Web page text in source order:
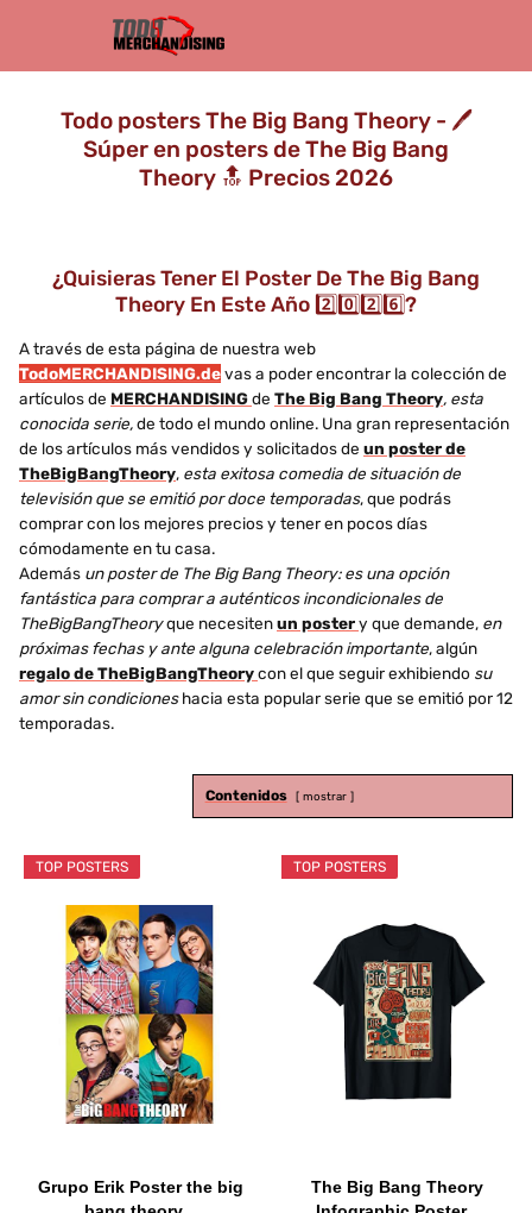
Todo posters The Big Bang Theory - 🖊️
Súper en posters de The Big Bang
Theory 🔝 Precios 2026
¿Quisieras Tener El Poster De The Big Bang
Theory En Este Año 2️⃣0️⃣2️⃣6️⃣?
A través de esta página de nuestra web
TodoMERCHANDISING.devas a poder encontrar la colección de
artículos de MERCHANDISINGde The Big Bang Theory, esta
conocida serie,de todo el mundo online. Una gran representación
de los artículos más vendidos y solicitados de un poster de
TheBigBangTheory, esta exitosa comedia de situación de
televisión que se emitió por doce temporadas, que podrás
comprar con los mejores precios y tener en pocos días
cómodamente en tu casa.
Además un poster de The Big Bang Theory: es una opción
fantástica para comprar a auténticos incondicionales de
TheBigBangTheoryque necesitenun postery que demande, en
próximas fechas y ante alguna celebración importante, algún
regalo de TheBigBangTheorycon el que seguir exhibiendo su
amor sin condicioneshacia esta popular serie que se emitió por 12
temporadas.
Contenidos mostrar
TOP POSTERS
Grupo Erik Poster the big
TOP POSTERS
The Big Bang Theory